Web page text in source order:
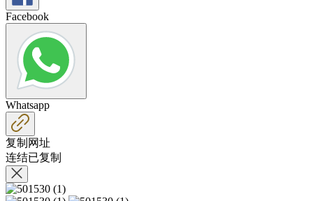
Facebook
Whatsapp
复制网址
连结已复制